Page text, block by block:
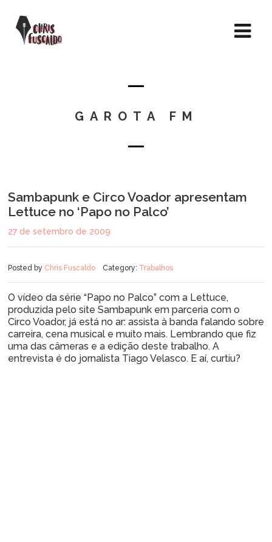
GAROTA FM
Sambapunk e Circo Voador apresentam
Lettuce no ‘Papo no Palco’
27 de setembro de 2009
Posted by Chris Fuscaldo Category: Trabalhos
O vídeo da série “Papo no Palco” com a Lettuce,
produzida pelo site Sambapunk em parceria com o
Circo Voador, já está no ar: assista à banda falando sobre
carreira, cena musical e muito mais. Lembrando que fiz
uma das câmeras e a edição deste trabalho. A
entrevista é do jornalista Tiago Velasco. E aí, curtiu?